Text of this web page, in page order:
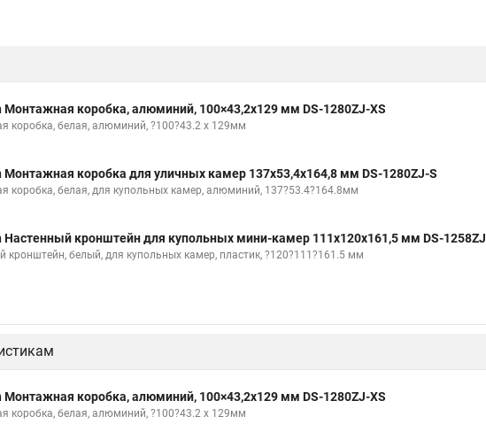
Монтажная коробка, алюминий, 100×43,2x129 мм DS-1280ZJ-XS
коробка, белая, алюминий, ?100?43.2 x 129мм
Монтажная коробка для уличных камер 137x53,4x164,8 мм DS-1280ZJ-S
коробка, белая, для купольных камер, алюминий, 137?53.4?164.8мм
Настенный кронштейн для купольных мини-камер 111x120x161,5 мм DS-1258ZJ
кронштейн, белый, для купольных камер, пластик, ?120?111?161.5 мм
Монтажная коробка, алюминий, 100×43,2x129 мм DS-1280ZJ-XS
коробка, белая, алюминий, ?100?43.2 x 129мм